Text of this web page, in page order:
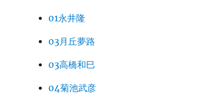
01永井隆
03月丘夢路
03高橋和巳
04菊池武彦